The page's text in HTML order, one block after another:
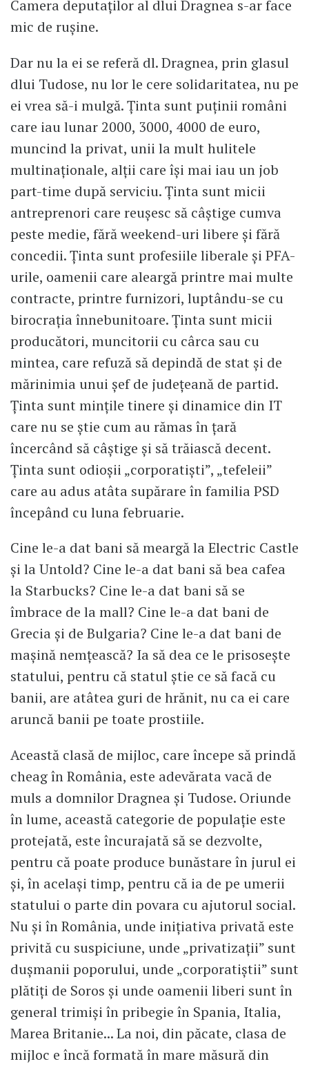
Camera deputaților al dlui Dragnea s-ar face
mic de rușine.
Dar nu la ei se referă dl. Dragnea, prin glasul
dlui Tudose, nu lor le cere solidaritatea, nu pe
ei vrea să-i mulgă. Ținta sunt puținii români
care iau lunar 2000, 3000, 4000 de euro,
muncind la privat, unii la mult hulitele
multinaționale, alții care își mai iau un job
part-time după serviciu. Ținta sunt micii
antreprenori care reușesc să câștige cumva
peste medie, fără weekend-uri libere și fără
concedii. Ținta sunt profesiile liberale și PFA-
urile, oamenii care aleargă printre mai multe
contracte, printre furnizori, luptându-se cu
birocrația înnebunitoare. Ținta sunt micii
producători, muncitorii cu cârca sau cu
mintea, care refuză să depindă de stat și de
mărinimia unui șef de județeană de partid.
Ținta sunt mințile tinere și dinamice din IT
care nu se știe cum au rămas în țară
încercând să câștige și să trăiască decent.
Ținta sunt odioșii „corporatiști”, „tefeleii”
care au adus atâta supărare în familia PSD
începând cu luna februarie.
Cine le-a dat bani să meargă la Electric Castle
și la Untold? Cine le-a dat bani să bea cafea
la Starbucks? Cine le-a dat bani să se
îmbrace de la mall? Cine le-a dat bani de
Grecia și de Bulgaria? Cine le-a dat bani de
mașină nemțească? Ia să dea ce le prisosește
statului, pentru că statul știe ce să facă cu
banii, are atâtea guri de hrănit, nu ca ei care
aruncă banii pe toate prostiile.
Această clasă de mijloc, care începe să prindă
cheag în România, este adevărata vacă de
muls a domnilor Dragnea și Tudose. Oriunde
în lume, această categorie de populație este
protejată, este încurajată să se dezvolte,
pentru că poate produce bunăstare în jurul ei
și, în același timp, pentru că ia de pe umerii
statului o parte din povara cu ajutorul social.
Nu și în România, unde inițiativa privată este
privită cu suspiciune, unde „privatizații” sunt
dușmanii poporului, unde „corporatiștii” sunt
plătiți de Soros și unde oamenii liberi sunt în
general trimiși în pribegie în Spania, Italia,
Marea Britanie... La noi, din păcate, clasa de
mijloc e încă formată în mare măsură din